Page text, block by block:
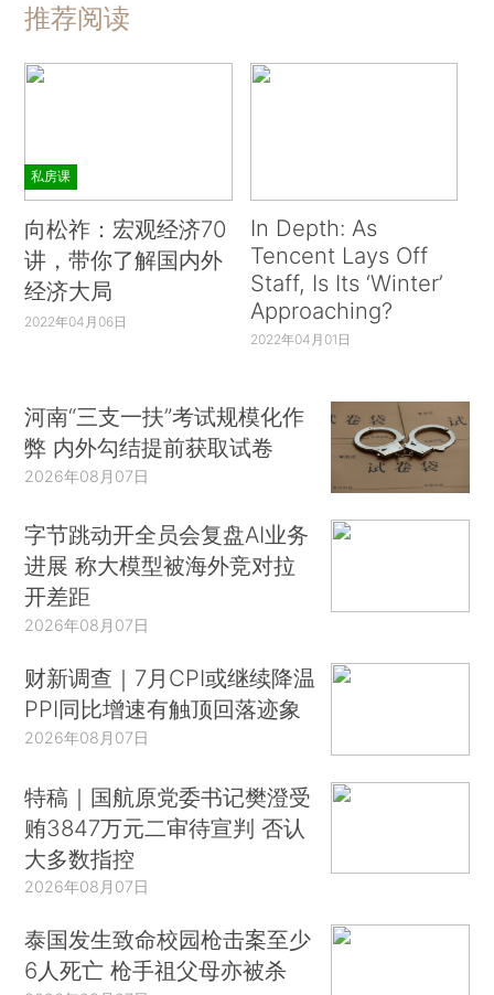
推荐阅读
私房课
向松祚：宏观经济70
讲，带你了解国内外
经济大局
2022年04月06日
In Depth: As
Tencent Lays Off
Staff, Is Its ‘Winter’
Approaching?
2022年04月01日
河南“三支一扶”考试规模化作
弊 内外勾结提前获取试卷
2026年08月07日
字节跳动开全员会复盘AI业务
进展 称大模型被海外竞对拉
开差距
2026年08月07日
财新调查｜7月CPI或继续降温
PPI同比增速有触顶回落迹象
2026年08月07日
特稿｜国航原党委书记樊澄受
贿3847万元二审待宣判 否认
大多数指控
2026年08月07日
泰国发生致命校园枪击案至少
6人死亡 枪手祖父母亦被杀